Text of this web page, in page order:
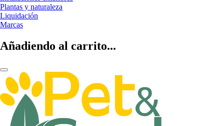
Plantas y naturaleza
Liquidación
Marcas
Añadiendo al carrito...